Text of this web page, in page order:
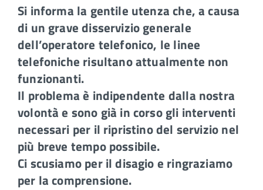
Si informa la gentile utenza che, a causa
di un grave disservizio generale
dell’operatore telefonico, le linee
telefoniche risultano attualmente non
funzionanti.
Il problema è indipendente dalla nostra
volontà e sono già in corso gli interventi
necessari per il ripristino del servizio nel
più breve tempo possibile.
Ci scusiamo per il disagio e ringraziamo
per la comprensione.